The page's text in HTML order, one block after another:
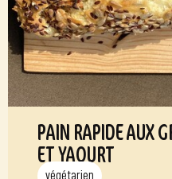
PAIN RAPIDE AUX
ET YAOURT
végétarien